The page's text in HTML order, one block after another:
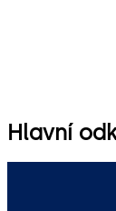
Hlavní